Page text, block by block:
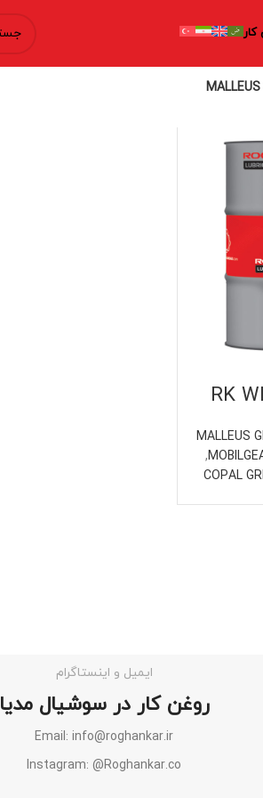
MALLEUS
RK
MALLEUS
,
ایمیل و اینستاگرام
روغن کار در سوشیال مدیا
Email: info@roghankar.ir
Instagram: @Roghankar.co